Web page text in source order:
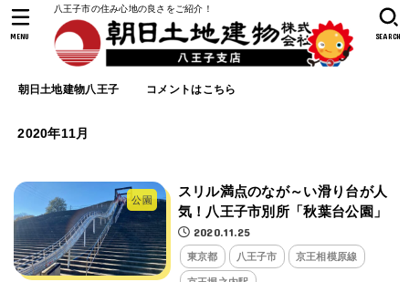
八王子市の住み心地の良さをご紹介！
朝日土地建物八王子 コメントはこちら
SEARCH
MENU
2020年11月
公園
スリル満点のなが～い滑り台が人
気！八王子市別所「秋葉台公園」
2020.11.25
東京都 八王子市 京王相模原線